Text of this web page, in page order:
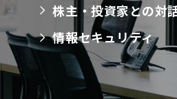
株主・投資家との対
情報セキュリティ